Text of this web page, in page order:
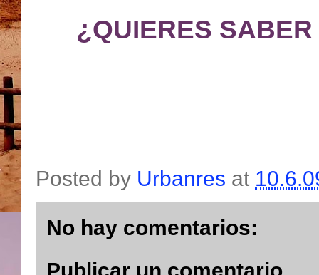
¿QUIERES
Posted by Urbanres at
No hay comentarios: